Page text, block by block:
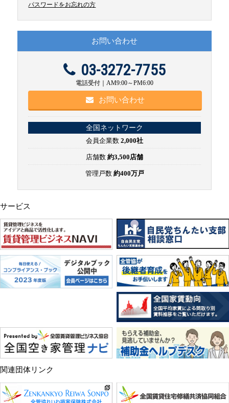
パスワードをお忘れの方
お問い合わせ
03-3272-7755
電話受付｜AM9:00～PM6:00
お問い合わせ
全国ネットワーク
会員企業数 2,000社
店舗数 約3,500店舗
管理戸数 約400万戸
サービス
関連団体リンク